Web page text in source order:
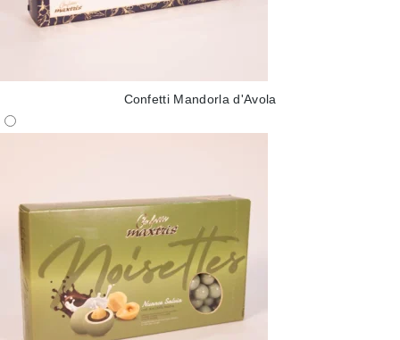
Confetti Mandorla d'Avola